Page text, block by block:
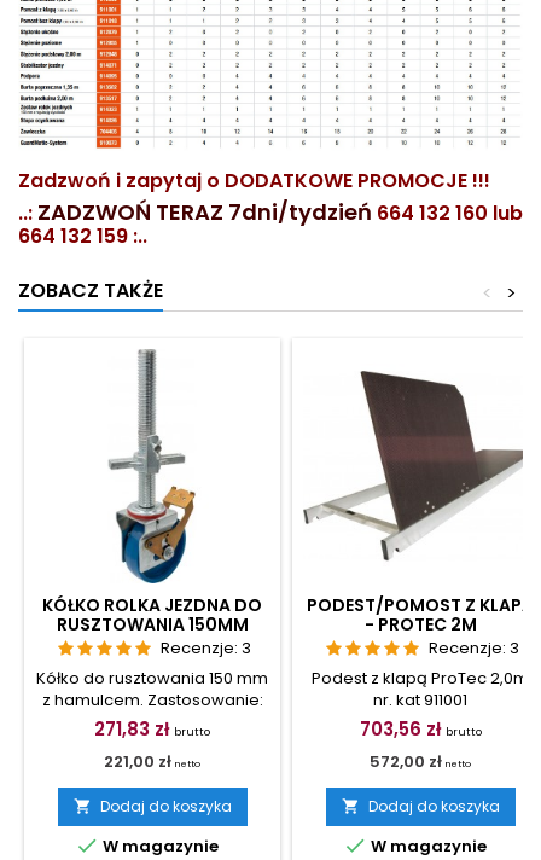
Zadzwoń i zapytaj o DODATKOWE PROMOCJE !!!
..: ZADZWOŃ TERAZ 7dni/tydzień 664 132 160 lub
664 132 159 :..
ZOBACZ TAKŻE
>
<
KÓŁKO ROLKA JEZDNA DO
RUSZTOWANIA 150MM
Recenzje: 3
Kółko do rusztowania 150 mm
z hamulcem. Zastosowanie:
ProTec, ClimTec, Stabilo 10 i
Stabilo 50.
271,83 zł brutto
221,00 zł netto
 Dodaj do koszyka
 W magazynie
PODEST/POMOST Z KLAPĄ
- PROTEC 2M
Recenzje: 3
Podest z klapą ProTec 2,0m
nr. kat 911001
703,56 zł brutto
572,00 zł netto
 Dodaj do koszyka
 W magazynie